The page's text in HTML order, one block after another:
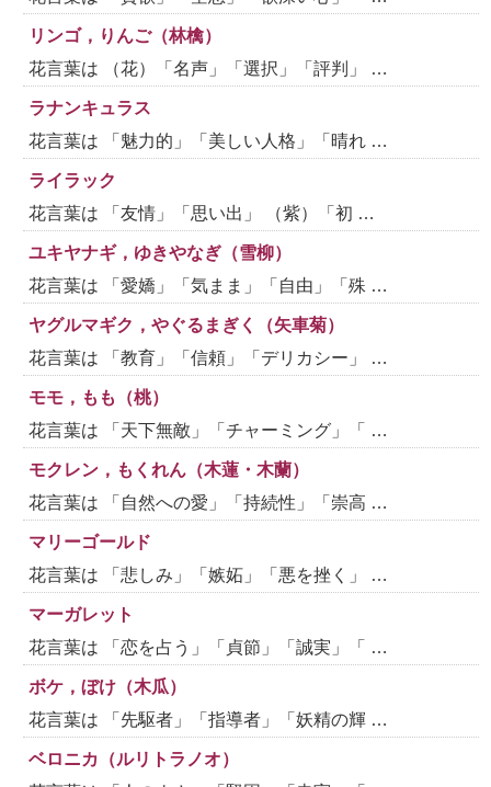
リンゴ，りんご（林檎）
花言葉は （花）「名声」「選択」「評判」 …
ラナンキュラス
花言葉は 「魅力的」「美しい人格」「晴れ …
ライラック
花言葉は 「友情」「思い出」 （紫）「初 …
ユキヤナギ，ゆきやなぎ（雪柳）
花言葉は 「愛嬌」「気まま」「自由」「殊 …
ヤグルマギク，やぐるまぎく（矢車菊）
花言葉は 「教育」「信頼」「デリカシー」 …
モモ，もも（桃）
花言葉は 「天下無敵」「チャーミング」「 …
モクレン，もくれん（木蓮・木蘭）
花言葉は 「自然への愛」「持続性」「崇高 …
マリーゴールド
花言葉は 「悲しみ」「嫉妬」「悪を挫く」 …
マーガレット
花言葉は 「恋を占う」「貞節」「誠実」「 …
ボケ，ぼけ（木瓜）
花言葉は 「先駆者」「指導者」「妖精の輝 …
ベロニカ（ルリトラノオ）